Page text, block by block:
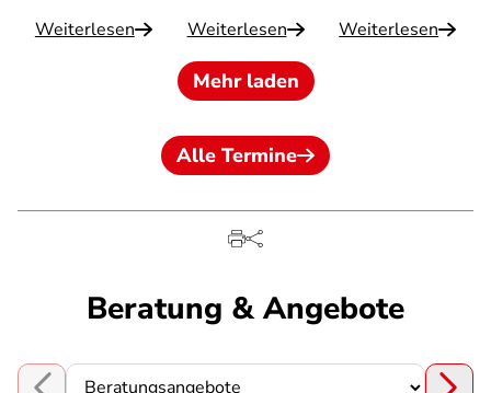
Weiterlesen Weiterlesen Weiterlesen
Mehr laden
Alle Termine
Beratung & Angebote